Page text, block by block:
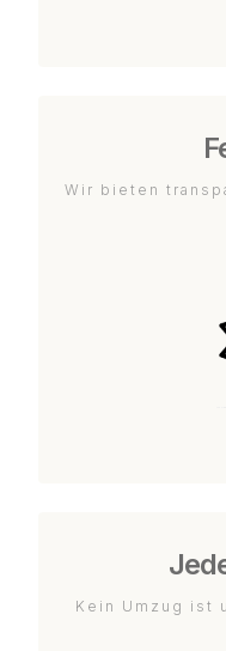
Wir bieten
Kein Umzug ist